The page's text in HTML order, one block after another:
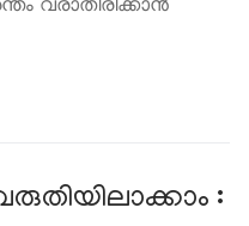
വരാതിരിക്കാൻ
: